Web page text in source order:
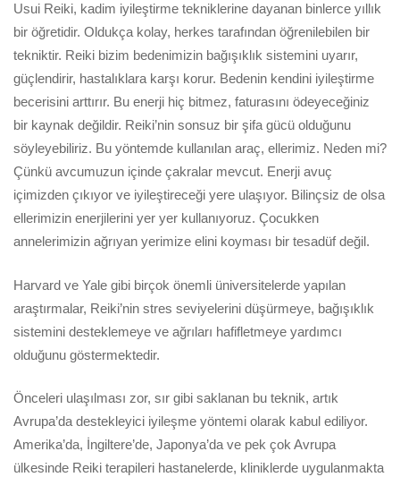
Usui Reiki, kadim iyileştirme tekniklerine dayanan binlerce yıllık
bir öğretidir. Oldukça kolay, herkes tarafından öğrenilebilen bir
tekniktir. Reiki bizim bedenimizin bağışıklık sistemini uyarır,
güçlendirir, hastalıklara karşı korur. Bedenin kendini iyileştirme
becerisini arttırır. Bu enerji hiç bitmez, faturasını ödeyeceğiniz
bir kaynak değildir. Reiki’nin sonsuz bir şifa gücü olduğunu
söyleyebiliriz. Bu yöntemde kullanılan araç, ellerimiz. Neden mi?
Çünkü avcumuzun içinde çakralar mevcut. Enerji avuç
içimizden çıkıyor ve iyileştireceği yere ulaşıyor. Bilinçsiz de olsa
ellerimizin enerjilerini yer yer kullanıyoruz. Çocukken
annelerimizin ağrıyan yerimize elini koyması bir tesadüf değil.
Harvard ve Yale gibi birçok önemli üniversitelerde yapılan
araştırmalar, Reiki’nin stres seviyelerini düşürmeye, bağışıklık
sistemini desteklemeye ve ağrıları hafifletmeye yardımcı
olduğunu göstermektedir.
Önceleri ulaşılması zor, sır gibi saklanan bu teknik, artık
Avrupa’da destekleyici iyileşme yöntemi olarak kabul ediliyor.
Amerika’da, İngiltere’de, Japonya’da ve pek çok Avrupa
ülkesinde Reiki terapileri hastanelerde, kliniklerde uygulanmakta